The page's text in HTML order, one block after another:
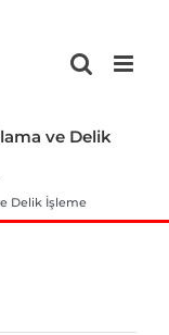
ve Delik
Delik İşleme